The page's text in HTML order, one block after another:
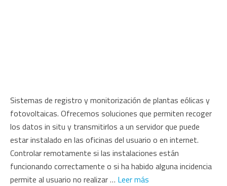
Sistemas de registro y monitorización de plantas eólicas y
fotovoltaicas. Ofrecemos soluciones que permiten recoger
los datos in situ y transmitirlos a un servidor que puede
estar instalado en las oficinas del usuario o en internet.
Controlar remotamente si las instalaciones están
funcionando correctamente o si ha habido alguna incidencia
permite al usuario no realizar … Leer más